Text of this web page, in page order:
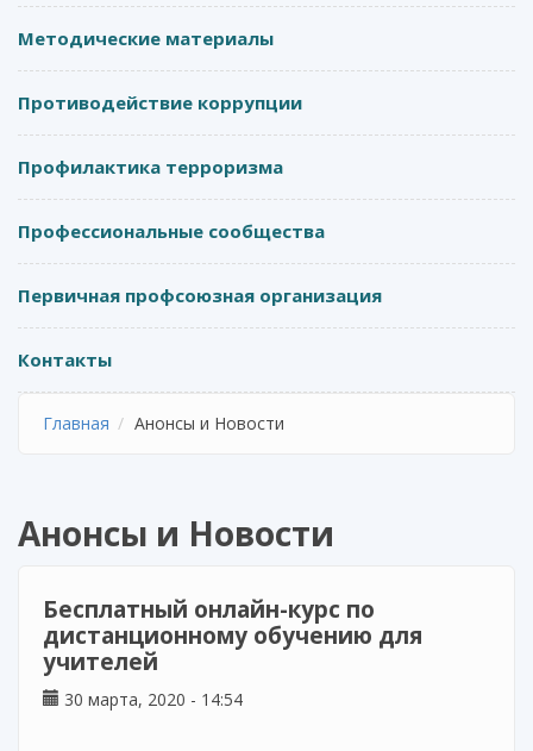
Методические материалы
Противодействие коррупции
Профилактика терроризма
Профессиональные сообщества
Первичная профсоюзная организация
Контакты
Главная Анонсы и Новости
Анонсы и Новости
Бесплатный онлайн-курс по
дистанционному обучению для
учителей
30 марта, 2020 - 14:54